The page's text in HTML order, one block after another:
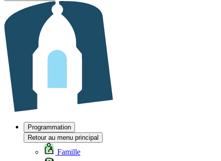
Programmation
Retour au menu principal
Famille